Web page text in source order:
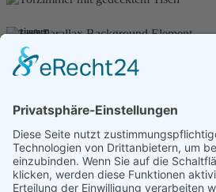
Torzimmer
Food
Speisezimmer
Food
Gaststube
Torschänke Dudeldorf | Tel:+49 (0)6565 20 24|
54647 Dudeldorf |Datenschutz|Impressum|